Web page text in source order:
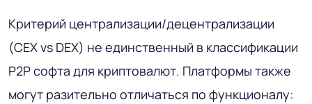
Критерий централизации/децентрализации
(CEX vs DEX) не единственный в классификации
P2P софта для криптовалют. Платформы также
могут разительно отличаться по функционалу: